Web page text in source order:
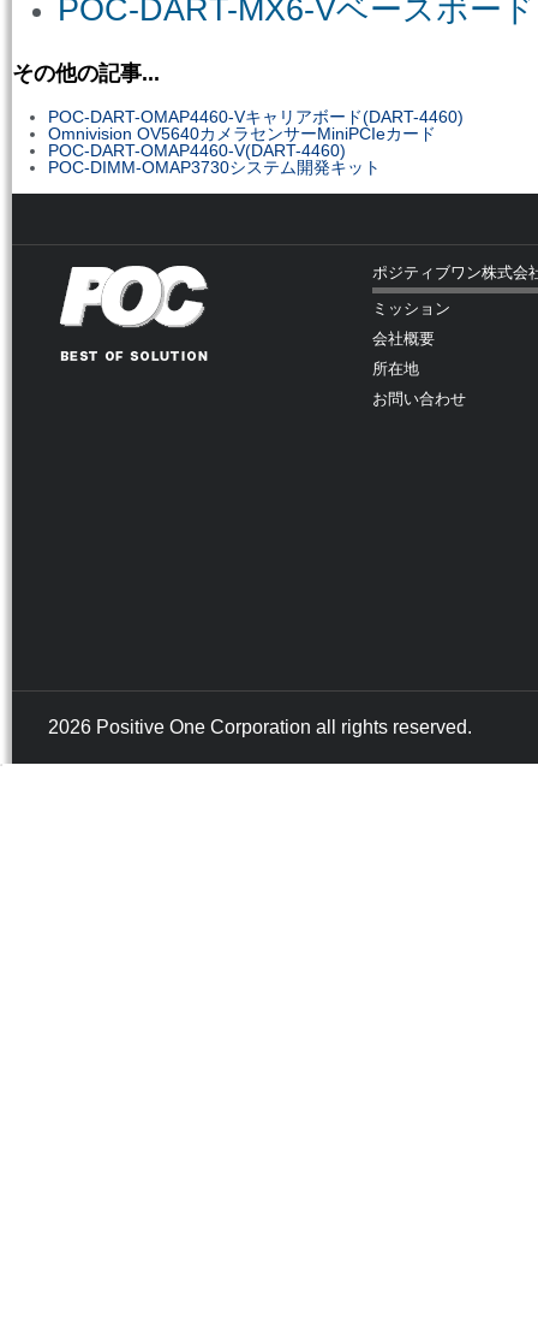
POC-DART-MX6-Vベースボード
その他の記事...
POC-DART-OMAP4460-Vキャリアボード(DART-4460)
Omnivision OV5640カメラセンサーMiniPCIeカード
POC-DART-OMAP4460-V(DART-4460)
POC-DIMM-OMAP3730システム開発キット
ポジティブワン株式会
ミッション
会社概要
所在地
お問い合わせ
2026 Positive One Corporation all rights reserved.